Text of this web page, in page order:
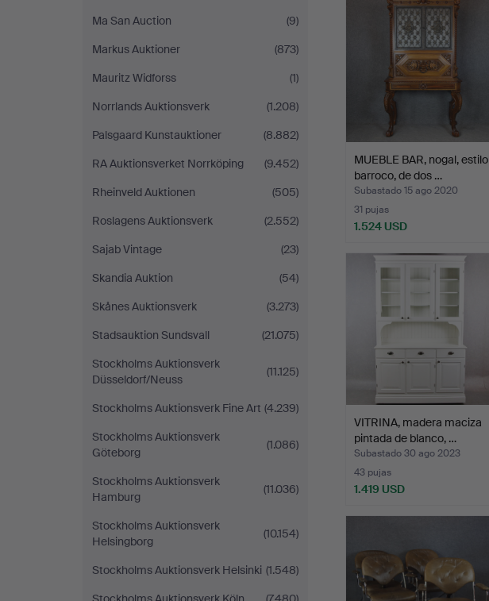
Ma San Auction
(9)
Markus Auktioner
(873)
Mauritz Widforss
(1)
Norrlands Auktionsverk
(1.208)
Palsgaard Kunstauktioner
(8.882)
RA Auktionsverket Norrköping
(9.452)
Rheinveld Auktionen
(505)
Roslagens Auktionsverk
(2.552)
Sajab Vintage
(23)
Skandia Auktion
(54)
Skånes Auktionsverk
(3.273)
Stadsauktion Sundsvall
(21.075)
Stockholms Auktionsverk
Düsseldorf/Neuss
(11.125)
Stockholms Auktionsverk Fine Art (4.239)
Stockholms Auktionsverk
Göteborg
(1.086)
Stockholms Auktionsverk
Hamburg
(11.036)
Stockholms Auktionsverk
Helsingborg
(10.154)
Stockholms Auktionsverk Helsinki (1.548)
MUEBLE BAR, nogal, estilo
barroco, de dos …
Subastado 15 ago 2020
31 pujas
1.524 USD
VITRINA, madera maciza
pintada de blanco, …
Subastado 30 ago 2023
43 pujas
1.419 USD